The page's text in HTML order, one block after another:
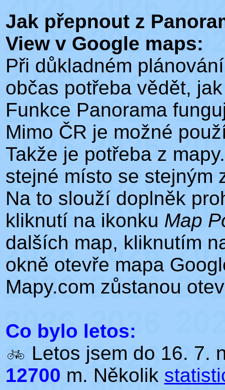
Jak přepnout z
View v Google maps:
Při důkladném
občas potřeba vědět,
Funkce Panorama
Mimo ČR je možné
Takže je potřeba z
stejné místo se stejným
Na to slouží doplněk
kliknutí na ikonku Map
dalších map, kliknutím
okně otevře mapa
Mapy.com zůstanou
Co bylo letos:
Letos jsem do 16. 7.
12700 m. Několik